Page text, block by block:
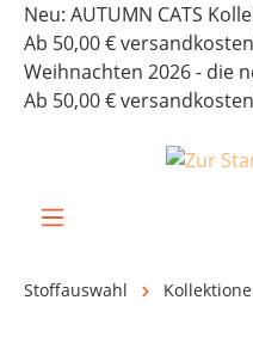
springen
Neu: AUTUMN CATS
Ab 50,00 €
Weihnachten 2026 - die
Ab 50,00 €
Stoffauswahl